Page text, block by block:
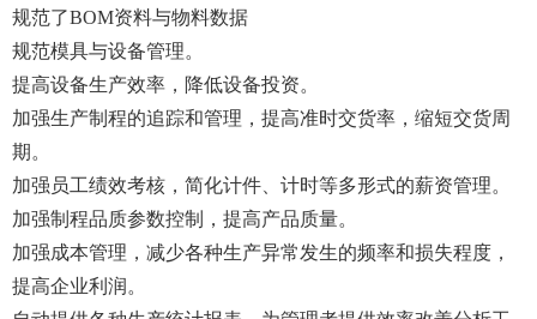
规范了BOM资料与物料数据
规范模具与设备管理。
提高设备生产效率，降低设备投资。
加强生产制程的追踪和管理，提高准时交货率，缩短交货周
期。
加强员工绩效考核，简化计件、计时等多形式的薪资管理。
加强制程品质参数控制，提高产品质量。
加强成本管理，减少各种生产异常发生的频率和损失程度，
提高企业利润。